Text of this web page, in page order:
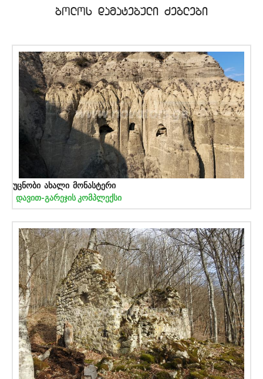
bolos damatebuli Zeglebi
უცნობი ახალი მონასტერი
დავით-გარეჯის კომპლექსი